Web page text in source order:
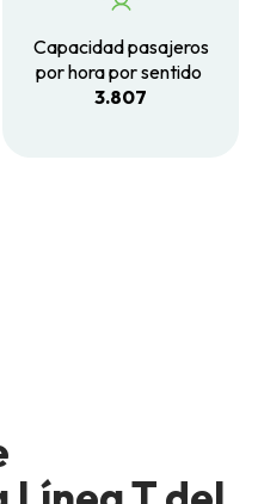
Capacidad pasajeros
por hora por sentido
3.807